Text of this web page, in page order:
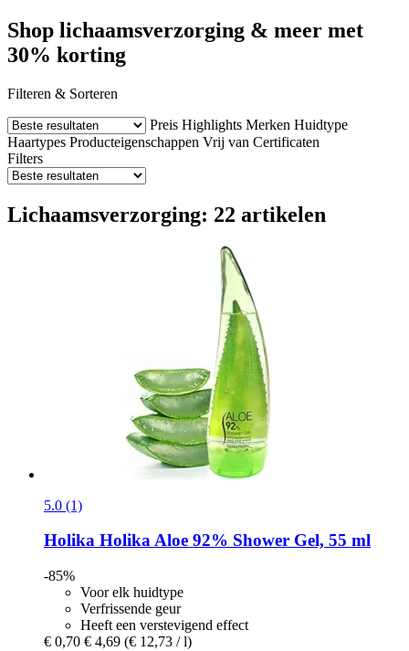
Shop lichaamsverzorging & meer met
30% korting
Filteren & Sorteren
Preis Highlights Merken Huidtype
Haartypes Producteigenschappen Vrij van Certificaten
Filters
Lichaamsverzorging: 22 artikelen
5.0 (1)
Holika HolikaAloe 92% Shower Gel, 55 ml
-85%
Voor elk huidtype
Verfrissende geur
Heeft een verstevigend effect
€ 0,70 € 4,69 (€ 12,73 / l)